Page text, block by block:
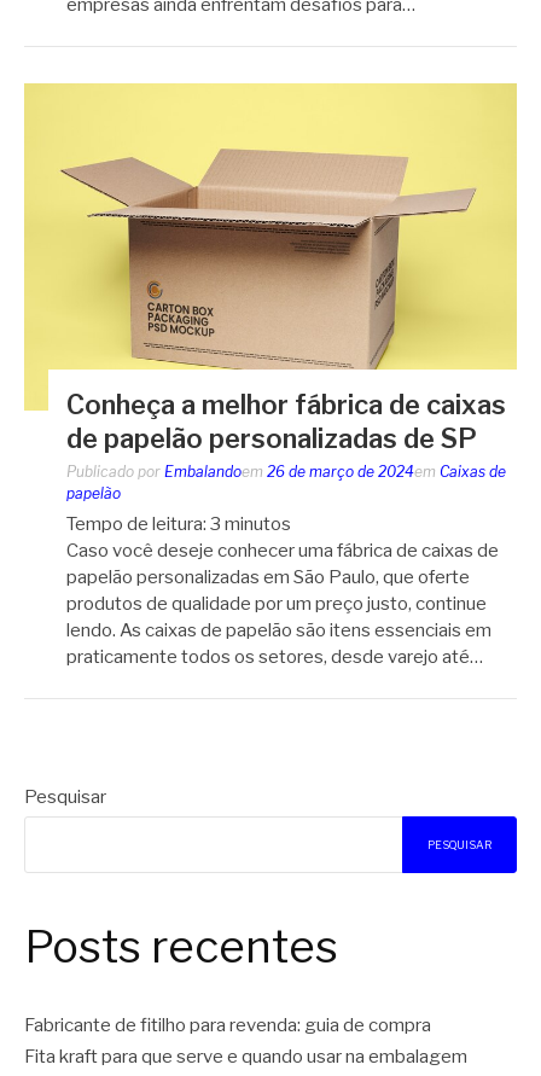
empresas ainda enfrentam desafios para…
Conheça a melhor fábrica de caixas
de papelão personalizadas de SP
Publicado por Embalandoem 26 de março de 2024em Caixas de
papelão
Tempo de leitura: 3 minutos
Caso você deseje conhecer uma fábrica de caixas de
papelão personalizadas em São Paulo, que oferte
produtos de qualidade por um preço justo, continue
lendo. As caixas de papelão são itens essenciais em
praticamente todos os setores, desde varejo até…
Pesquisar
PESQUISAR
Posts recentes
Fabricante de fitilho para revenda: guia de compra
Fita kraft para que serve e quando usar na embalagem